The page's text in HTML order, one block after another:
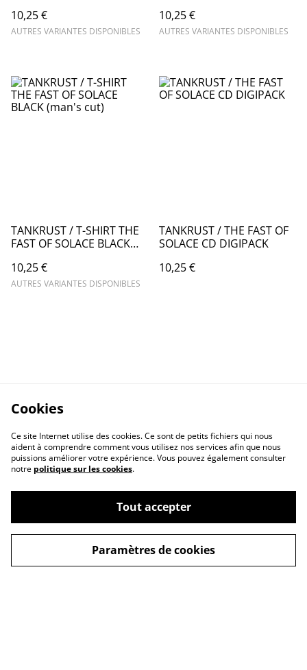
10,25 €
AUTRES VARIANTES DISPONIBLES
10,25 €
AUTRES VARIANTES DISPONIBLES
TANKRUST / T-SHIRT THE
FAST OF SOLACE BLACK
10,25 €
AUTRES VARIANTES DISPONIBLES
TANKRUST / THE FAST OF
SOLACE CD DIGIPACK
10,25 €
Privacy Policy
Cookie Policy
Cookies
Ce site Internet utilise des cookies. Ce sont de petits fichiers qui nous
aident à comprendre comment vous utilisez nos services afin que nous
puissions améliorer votre expérience. Vous pouvez également consulter
notre politique sur les cookies.
Tout accepter
Paramètres de cookies